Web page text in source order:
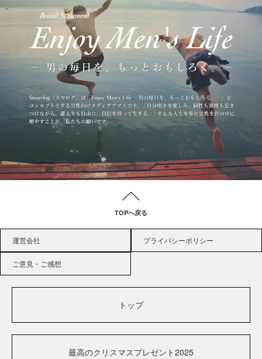
TOPへ戻る
運営会社 プライバシーポリシー
ご意見・ご感想
トップ
最高のクリスマスプレゼント2025